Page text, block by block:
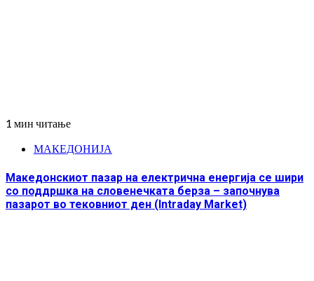
1 мин читање
МАКЕДОНИЈА
Македонскиот пазар на електрична енергија се шири
со поддршка на словенечката берза – започнува
пазарот во тековниот ден (Intraday Market)